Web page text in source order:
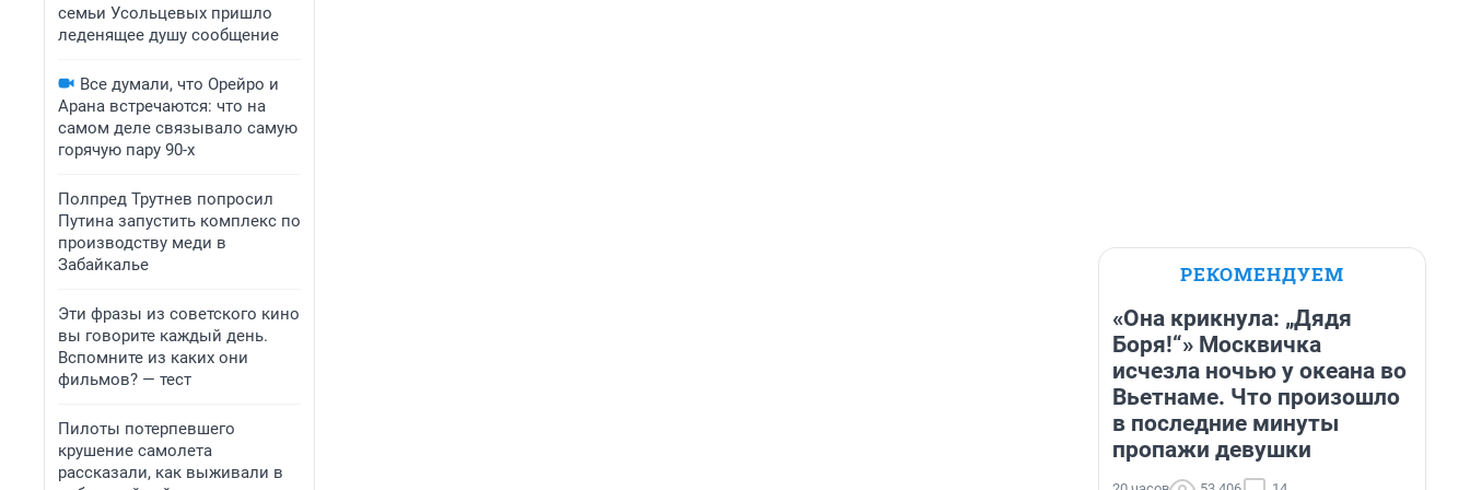
семьи Усольцевых пришло
леденящее душу сообщение
Все думали, что Орейро и
Арана встречаются: что на
самом деле связывало самую
горячую пару 90-х
Полпред Трутнев попросил
Путина запустить комплекс по
производству меди в
Забайкалье
Эти фразы из советского кино
вы говорите каждый день.
Вспомните из каких они
фильмов? — тест
Пилоты потерпевшего
крушение самолета
рассказали, как выживали в
РЕКОМЕНДУЕМ
«Она крикнула: „Дядя
Боря!“» Москвичка
исчезла ночью у океана во
Вьетнаме. Что произошло
в последние минуты
пропажи девушки